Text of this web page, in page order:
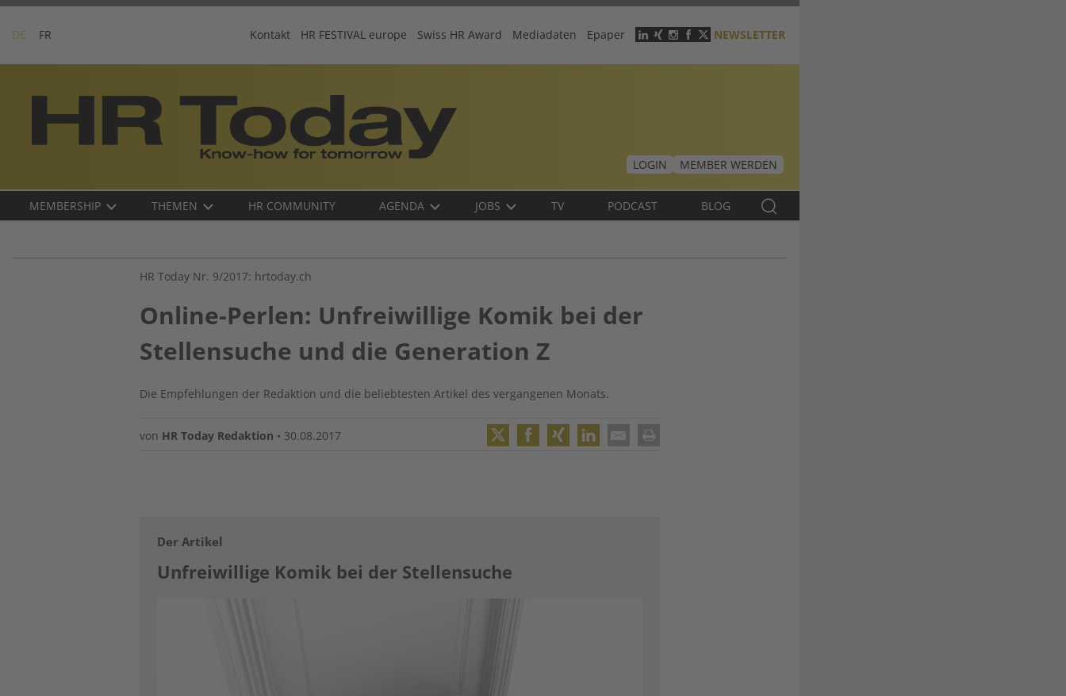
Skip
content
DE FR
Header
menu
Kontakt HR FESTIVAL europe Swiss HR Award Mediadaten Epaper NEWSLETTER
LOGIN
MEMBER WERDEN
Main
DE
MEMBERSHIP THEMEN HR COMMUNITY AGENDA JOBS TV PODCAST BLOG
HR Today Nr. 9/2017: hrtoday.ch
Online-Perlen: Unfreiwillige Komik bei der
Stellensuche und die Generation Z
Die Empfehlungen der Redaktion und die beliebtesten Artikel des vergangenen Monats.
von HR Today Redaktion • 30.08.2017
Der Artikel
Unfreiwillige Komik bei der Stellensuche